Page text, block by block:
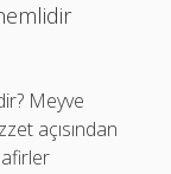
Meyve
açısından